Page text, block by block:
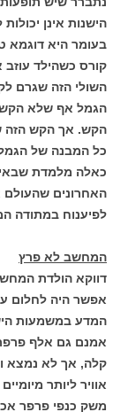
הישנות אינן
בעומר היא דוגמא
קורס כשהילד
השולי הזה שגרם
הגמל אף שלא
הקש. אך הקש הזה
כל המבנה של הגמל
כאלה מלמדת
האחרונים שהעולם
לפיענוח במתודה
המחשב לא פרץ
דווקא הולדת
אפשר היה לחלום
המדע במשמעות
אמנם גם אלף
קלה, אך לא נמצא
אוויר ליותר
משק כנפי פרפר